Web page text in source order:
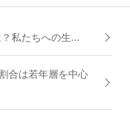
私たちへの生...
合は若年層を中心